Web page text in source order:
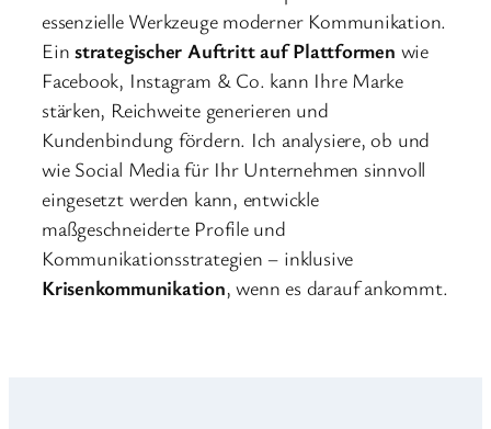
essenzielle Werkzeuge moderner Kommunikation.
Einstrategischer Auftritt auf Plattformen wie
Facebook, Instagram & Co. kann Ihre Marke
stärken, Reichweite generieren und
Kundenbindung fördern. Ich analysiere, ob und
wie Social Media für Ihr Unternehmen sinnvoll
eingesetzt werden kann, entwickle
maßgeschneiderte Profile und
Kommunikationsstrategien – inklusive
Krisenkommunikation, wenn es darauf ankommt.